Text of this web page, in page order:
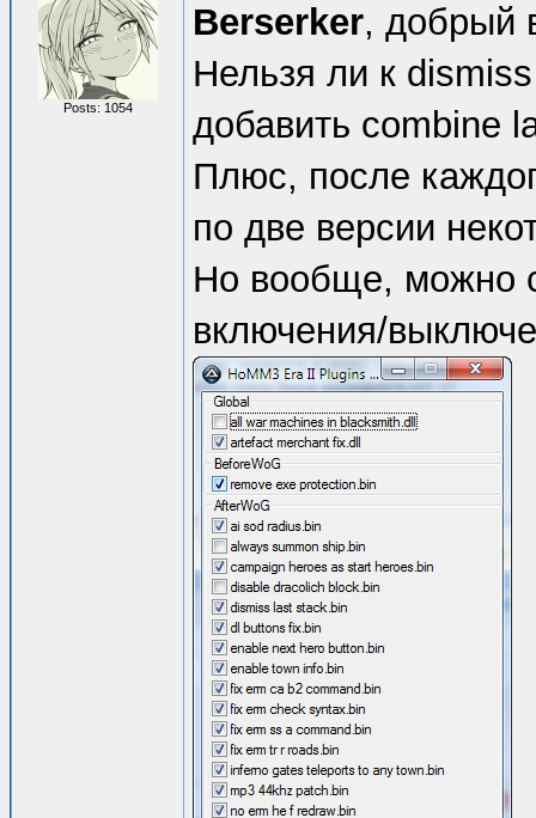
Posts: 1054
Berserker, добрый
Нельзя ли к
добавить combine
Плюс, после
по две версии
Но вообще, можно
включения/